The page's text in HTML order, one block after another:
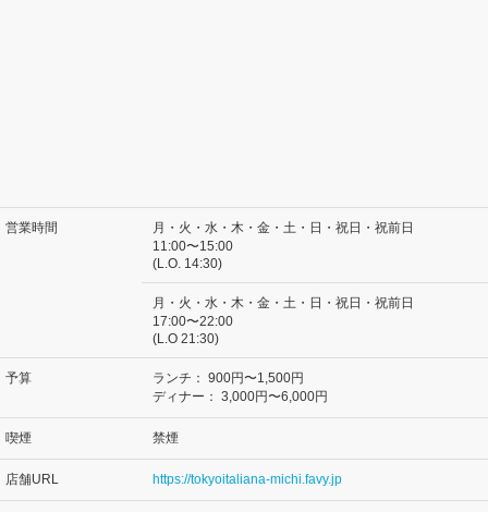
営業時間
月・火・水・木・金・土・日・祝日・祝前日
11:00〜15:00
(L.O. 14:30)
月・火・水・木・金・土・日・祝日・祝前日
17:00〜22:00
(L.O 21:30)
予算 ランチ： 900円〜1,500円
ディナー： 3,000円〜6,000円
喫煙 禁煙
店舗URL https://tokyoitaliana-michi.favy.jp